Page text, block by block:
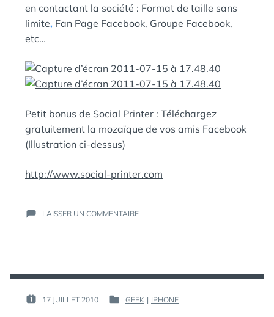
en contactant la société : Format de taille sans
limite, Fan Page Facebook, Groupe Facebook,
etc…
Petit bonus de Social Printer : Téléchargez
gratuitement la mozaïque de vos amis Facebook
(Illustration ci-dessus)
http://www.social-printer.com
POSTER,
PRINTER,
LAISSER UN COMMENTAIRESUR
AMIS
STICKERS
PUBLIÉ
17 JUILLET 2010
PAR :
PUBLIÉ
GEEK | IPHONE